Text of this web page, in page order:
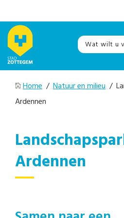
Home / Natuur en milieu /
Ardennen
Ardennen